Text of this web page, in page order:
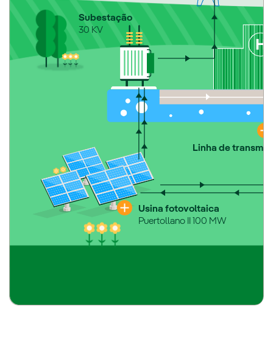
Usina fotovoltaica
Puertollano II 100 MW
Linha de
Subestação
30 KV